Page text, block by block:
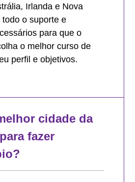
Irlanda e Nova
o suporte e
para que o
o melhor curso de
perfil e objetivos.
cidade da
fazer